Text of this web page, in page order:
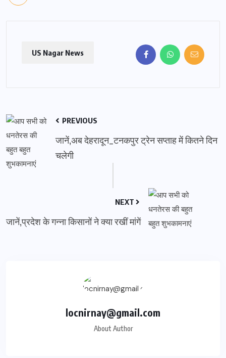
US Nagar News
PREVIOUS
जानें,अब देहरादून_टनकपुर ट्रेन सप्ताह में कितने दिन
चलेगी
NEXT
जानें,प्रदेश के गन्ना किसानों ने क्या रखीं मांगें
locnirnay@gmail.com
About Author